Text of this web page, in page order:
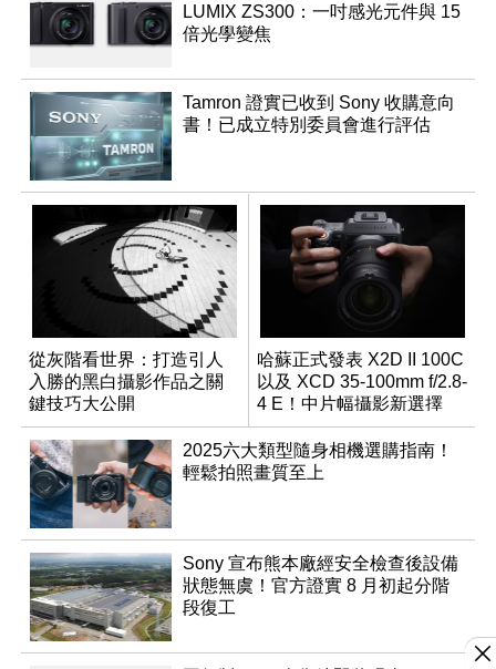
LUMIX ZS300：一吋感光元件與 15
倍光學變焦
Tamron 證實已收到 Sony 收購意向
書！已成立特別委員會進行評估
從灰階看世界：打造引人
入勝的黑白攝影作品之關
鍵技巧大公開
哈蘇正式發表 X2D II 100C
以及 XCD 35-100mm f/2.8-
4 E！中片幅攝影新選擇
2025六大類型隨身相機選購指南！
輕鬆拍照畫質至上
Sony 宣布熊本廠經安全檢查後設備
狀態無虞！官方證實 8 月初起分階
段復工